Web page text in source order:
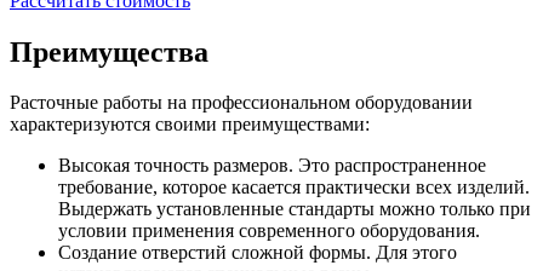
Преимущества
Расточные работы на профессиональном оборудовании
характеризуются своими преимуществами:
Высокая точность размеров. Это распространенное
требование, которое касается практически всех изделий.
Выдержать установленные стандарты можно только при
условии применения современного оборудования.
Создание отверстий сложной формы. Для этого